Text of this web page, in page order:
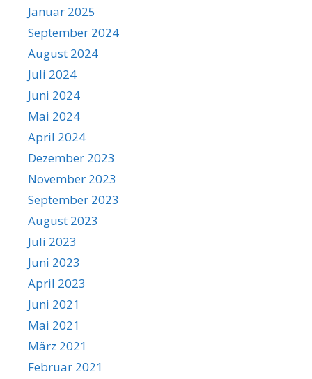
Januar 2025
September 2024
August 2024
Juli 2024
Juni 2024
Mai 2024
April 2024
Dezember 2023
November 2023
September 2023
August 2023
Juli 2023
Juni 2023
April 2023
Juni 2021
Mai 2021
März 2021
Februar 2021